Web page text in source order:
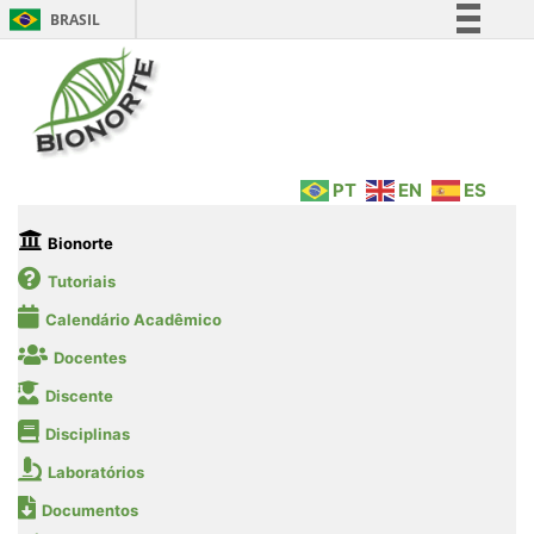
BRASIL
Legislação
PT EN ES
Bionorte
Tutoriais
Calendário Acadêmico
Docentes
Discente
Disciplinas
Laboratórios
Documentos